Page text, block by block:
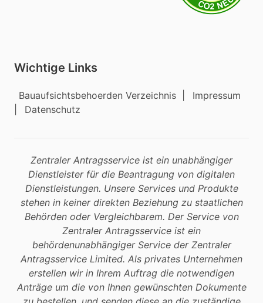
Wichtige Links
Bauaufsichtsbehoerden Verzeichnis
Impressum
Datenschutz
Zentraler Antragsservice ist ein unabhängiger
Dienstleister für die Beantragung von digitalen
Dienstleistungen. Unsere Services und Produkte
stehen in keiner direkten Beziehung zu staatlichen
Behörden oder Vergleichbarem. Der Service von
Zentraler Antragsservice ist ein
behördenunabhängiger Service der Zentraler
Antragsservice Limited. Als privates Unternehmen
erstellen wir in Ihrem Auftrag die notwendigen
Anträge um die von Ihnen gewünschten Dokumente